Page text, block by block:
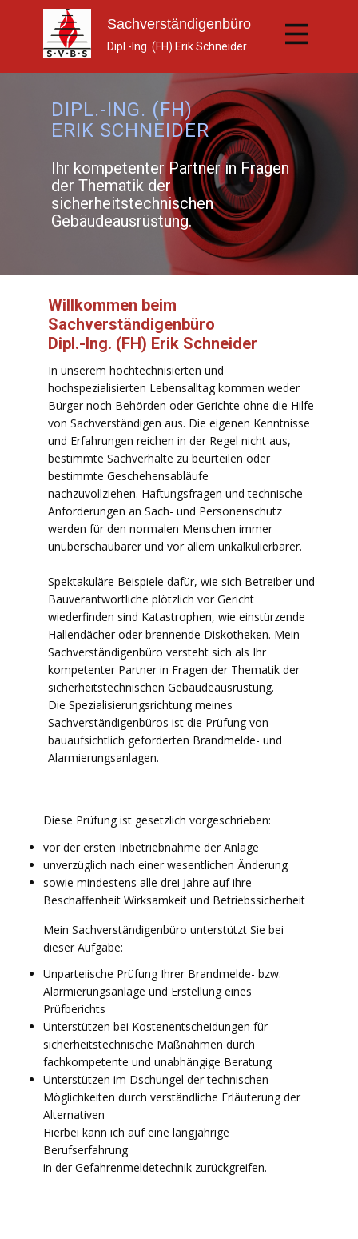
Sachverständi​genbüro
Dipl.-Ing. (FH) Erik Schneider
DIPL.-ING. (FH)
ERIK SCHNEIDER
Ihr kompetenter Partner in Fragen
der Thematik der
sicherheitstechnischen
Gebäudeausrüstung.
Willkommen beim
Sachverständigenbüro
Dipl.-Ing. (FH) Erik Schneider
In unserem hochtechnisierten und
hochspezialisierten Lebensalltag kommen weder
Bürger noch Behörden oder Gerichte ohne die Hilfe
von Sachverständigen aus. Die eigenen Kenntnisse
und Erfahrungen reichen in der Regel nicht aus,
bestimmte Sachverhalte zu beurteilen oder
bestimmte Geschehensabläufe
nachzuvollziehen. Haftungsfragen und technische
Anforderungen an Sach- und Personenschutz
werden für den normalen Menschen immer
unüberschaubarer und vor allem unkalkulierbarer.
Spektakuläre Beispiele dafür, wie sich Betreiber und
Bauverantwortliche plötzlich vor Gericht
wiederfinden sind Katastrophen, wie einstürzende
Hallendächer oder brennende Diskotheken. Mein
Sachverständigenbüro versteht sich als Ihr
kompetenter Partner in Fragen der Thematik der
sicherheitstechnischen Gebäudeausrüstung.
Die Spezialisierungsrichtung meines
Sachverständigenbüros ist die Prüfung von
bauaufsichtlich geforderten Brandmelde- und
Alarmierungsanlagen.
Diese Prüfung ist gesetzlich vorgeschrieben:
vor der ersten Inbetriebnahme der Anlage
unverzüglich nach einer wesentlichen Änderung
sowie mindestens alle drei Jahre auf ihre
Beschaffenheit Wirksamkeit und Betriebssicherheit
Mein Sachverständigenbüro unterstützt Sie bei
dieser Aufgabe:
Unparteiische Prüfung Ihrer Brandmelde- bzw.
Alarmierungsanlage und Erstellung eines
Prüfberichts
Unterstützen bei Kostenentscheidungen für
sicherheitstechnische Maßnahmen durch
fachkompetente und unabhängige Beratung
Unterstützen im Dschungel der technischen
Möglichkeiten durch verständliche Erläuterung der
Alternativen
Hierbei kann ich auf eine langjährige
Berufserfahrung
in der Gefahrenmeldetechnik zurückgreifen.